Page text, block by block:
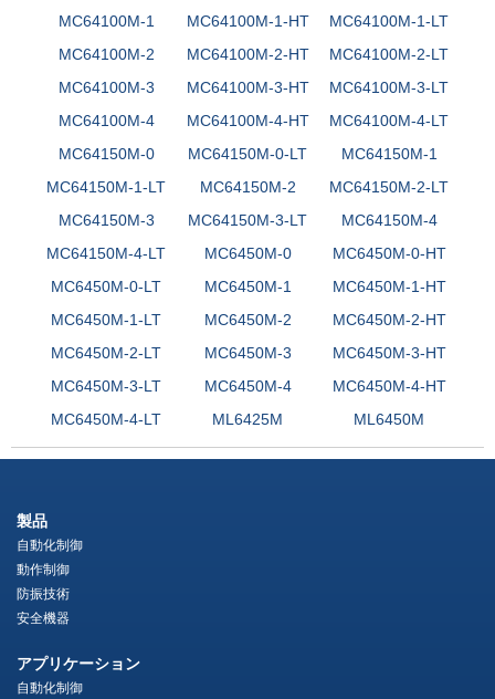
MC64100M-1
MC64100M-1-HT
MC64100M-1-LT
MC64100M-2
MC64100M-2-HT
MC64100M-2-LT
MC64100M-3
MC64100M-3-HT
MC64100M-3-LT
MC64100M-4
MC64100M-4-HT
MC64100M-4-LT
MC64150M-0
MC64150M-0-LT
MC64150M-1
MC64150M-1-LT
MC64150M-2
MC64150M-2-LT
MC64150M-3
MC64150M-3-LT
MC64150M-4
MC64150M-4-LT
MC6450M-0
MC6450M-0-HT
MC6450M-0-LT
MC6450M-1
MC6450M-1-HT
MC6450M-1-LT
MC6450M-2
MC6450M-2-HT
MC6450M-2-LT
MC6450M-3
MC6450M-3-HT
MC6450M-3-LT
MC6450M-4
MC6450M-4-HT
MC6450M-4-LT
ML6425M ML6450M
製品
自動化制御
動作制御
防振技術
安全機器
アプリケーション
自動化制御